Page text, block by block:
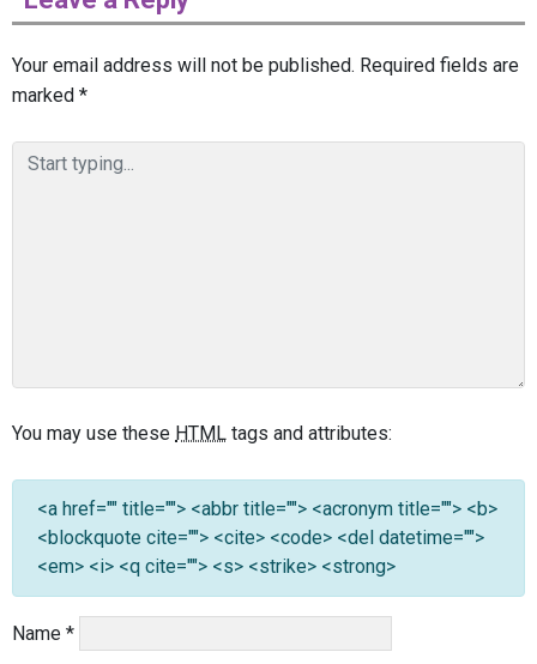
Your email address will not be published. Required fields are
marked *
You may use these HTML tags and attributes:
<a href="" title=""> <abbr title=""> <acronym title=""> <b>
<blockquote cite=""> <cite> <code> <del datetime="">
<em> <i> <q cite=""> <s> <strike> <strong>
Name *